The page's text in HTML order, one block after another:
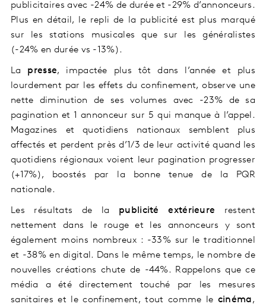
publicitaires avec -24% de durée et -29% d’annonceurs.
Plus en détail, le repli de la publicité est plus marqué
sur les stations musicales que sur les généralistes
(-24% en durée vs -13%).
La presse, impactée plus tôt dans l’année et plus
lourdement par les effets du confinement, observe une
nette diminution de ses volumes avec -23% de sa
pagination et 1 annonceur sur 5 qui manque à l’appel.
Magazines et quotidiens nationaux semblent plus
affectés et perdent près d’1/3 de leur activité quand les
quotidiens régionaux voient leur pagination progresser
(+17%), boostés par la bonne tenue de la PQR
nationale.
Les résultats de la publicité extérieure restent
nettement dans le rouge et les annonceurs y sont
également moins nombreux : -33% sur le traditionnel
et -38% en digital. Dans le même temps, le nombre de
nouvelles créations chute de -44%. Rappelons que ce
média a été directement touché par les mesures
sanitaires et le confinement, tout comme le cinéma,